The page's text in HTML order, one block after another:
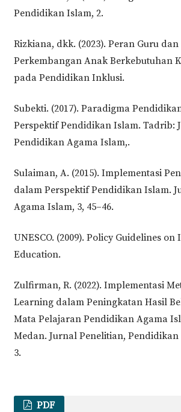
Pendidikan Islam, 2.
Rizkiana, dkk. (2023). Peran Guru
Perkembangan Anak Berkebutuhan
pada Pendidikan Inklusi.
Subekti. (2017). Paradigma
Perspektif Pendidikan Islam. Tadrib:
Pendidikan Agama Islam,.
Sulaiman, A. (2015). Implementasi
dalam Perspektif Pendidikan Islam.
Agama Islam, 3, 45–46.
UNESCO. (2009). Policy Guidelines
Education.
Zulfirman, R. (2022). Implementasi
Learning dalam Peningkatan Hasil
Mata Pelajaran Pendidikan Agama
Medan. Jurnal Penelitian,
3.
PDF